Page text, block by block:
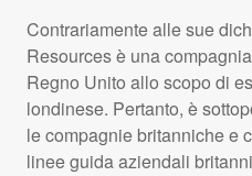
Contrariamente alle sue
Resources è una
Regno Unito allo scopo di
londinese. Pertanto, è
le compagnie britanniche e
linee guida aziendali